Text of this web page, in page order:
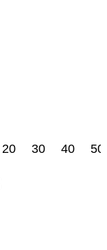
20 30 40 50